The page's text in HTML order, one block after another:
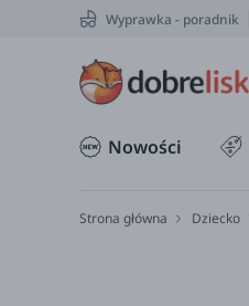
Wyprawka - poradnik
Nowości
Strona główna Dziecko